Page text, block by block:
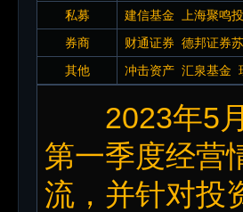
国基金 工银瑞信基金
基金 交银施罗德基金
邮基金
私募 建信基金 上海聚鸣
券商
财通证券 德邦证券
国联民生 国盛证券
证券
其他 冲击资产 汇泉基金
2023年5月
第一季度经营
流，并针对投